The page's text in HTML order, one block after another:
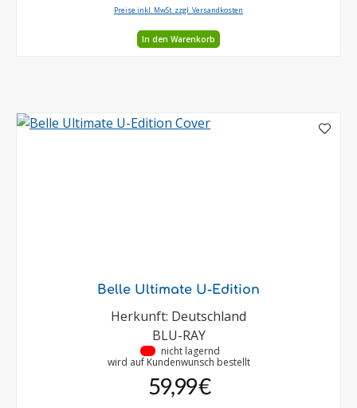
Preise inkl. MwSt. zzgl. Versandkosten
In den Warenkorb
Belle Ultimate U-Edition
Herkunft: Deutschland
BLU-RAY
nicht lagernd
wird auf Kundenwunsch bestellt
59,99 €